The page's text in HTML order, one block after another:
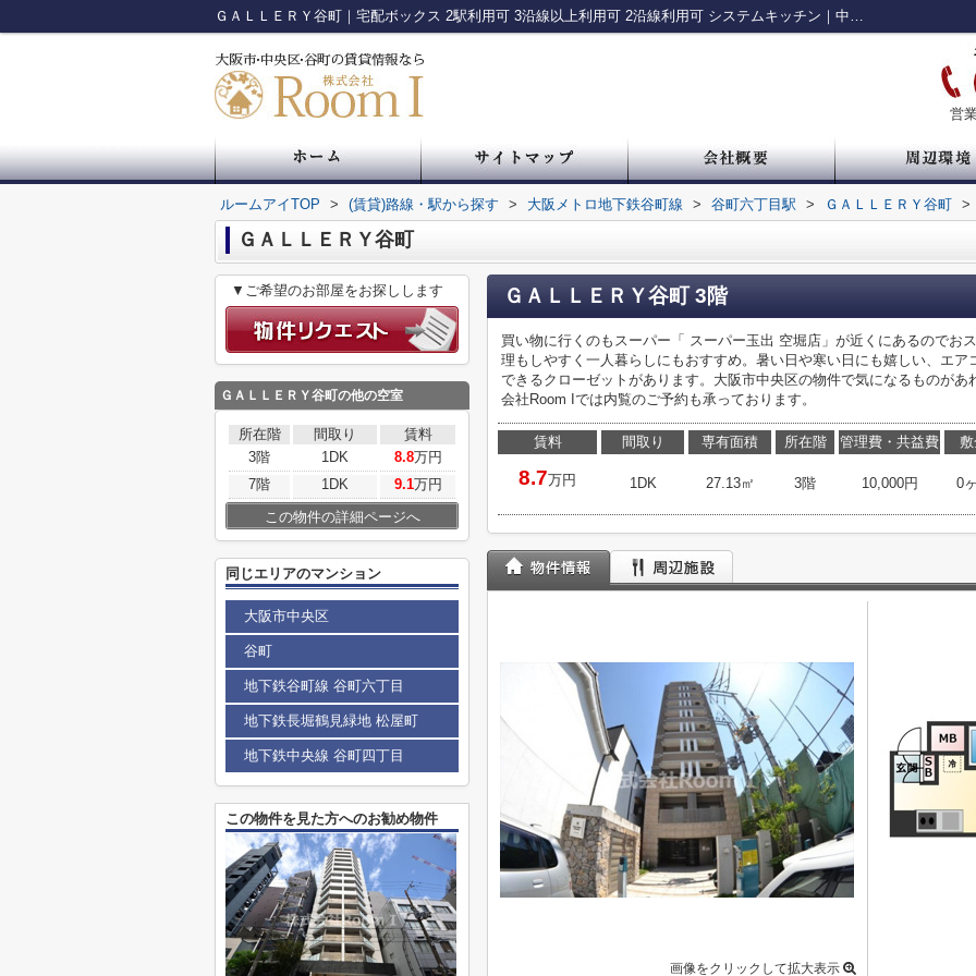
ＧＡＬＬＥＲＹ谷町｜宅配ボックス 2駅利用可 3沿線以上利用可 2沿線利用可 システムキッチン｜中央区・谷町・谷四の賃貸情報 ルームアイ
営
ルームアイTOP > (賃貸)路線・駅から探す > 大阪メトロ地下鉄谷町線 > 谷町六丁目駅 > ＧＡＬＬＥＲＹ谷町 >
ＧＡＬＬＥＲＹ谷町
ＧＡＬＬＥＲＹ谷町 3階
買い物に行くのもスーパー「 スーパー玉出 空堀店」が近くにあるのでお
理もしやすく一人暮らしにもおすすめ。暑い日や寒い日にも嬉しい、エ
できるクローゼットがあります。大阪市中央区の物件で気になるものが
会社Room Iでは内覧のご予約も承っております。
賃料
8.7万円
間取り
1DK
専有面積
27.13㎡
所在階
3階
管理費・共益費
10,000円 0
画像をクリックして拡大表示
▼ご希望のお部屋をお探しします
ＧＡＬＬＥＲＹ谷町の他の空室
所在階 間取り
賃料
3階
1DK 8.8万円
7階
1DK 9.1万円
この物件の詳細ページへ
同じエリアのマンション
大阪市中央区
谷町
地下鉄谷町線 谷町六丁目
地下鉄長堀鶴見緑地 松屋町
地下鉄中央線 谷町四丁目
この物件を見た方へのお勧め物件